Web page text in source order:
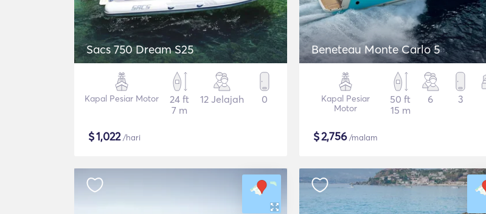
Sacs 750 Dream S25
Kapal Pesiar Motor
24 ft
7 m
12 Jelajah 0
$1,022/hari
Beneteau Monte Carlo 5
Kapal Pesiar
Motor
50 ft
15 m
6 3
$2,756/malam